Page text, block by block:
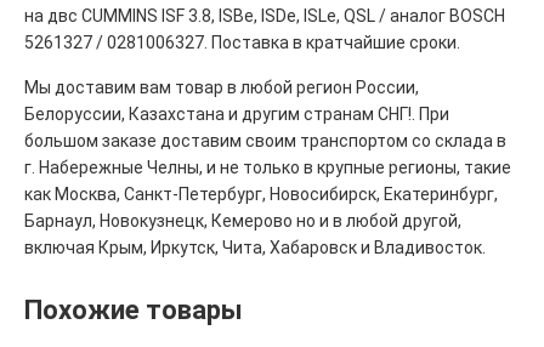
на двс CUMMINS ISF 3.8, ISBe, ISDe, ISLe, QSL / аналог BOSCH
5261327 / 0281006327. Поставка в кратчайшие сроки.
Мы доставим вам товар в любой регион России,
Белоруссии, Казахстана и другим странам СНГ!. При
большом заказе доставим своим транспортом со склада в
г. Набережные Челны, и не только в крупные регионы, такие
как Москва, Санкт-Петербург, Новосибирск, Екатеринбург,
Барнаул, Новокузнецк, Кемерово но и в любой другой,
включая Крым, Иркутск, Чита, Хабаровск и Владивосток.
Похожие товары